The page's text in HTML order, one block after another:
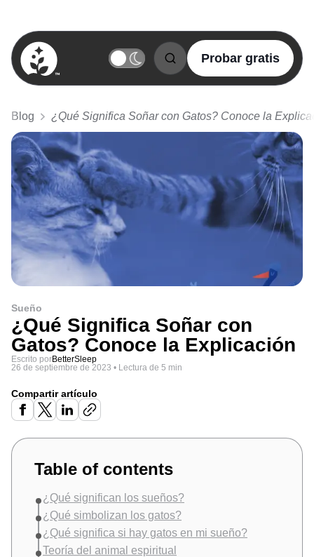
BetterSleep Logo
Probar gratis
Blog ¿Qué Significa Soñar con Gatos? Conoce la
Sueño
¿Qué Significa Soñar con
Gatos? Conoce la Explicación
Escrito porBetterSleep
26 de septiembre de 2023 • Lectura de 5 min
Compartir artículo
Table of contents
¿Qué significan los sueños?
¿Qué simbolizan los gatos?
¿Qué significa si hay gatos en mi sueño?
Teoría del animal espiritual